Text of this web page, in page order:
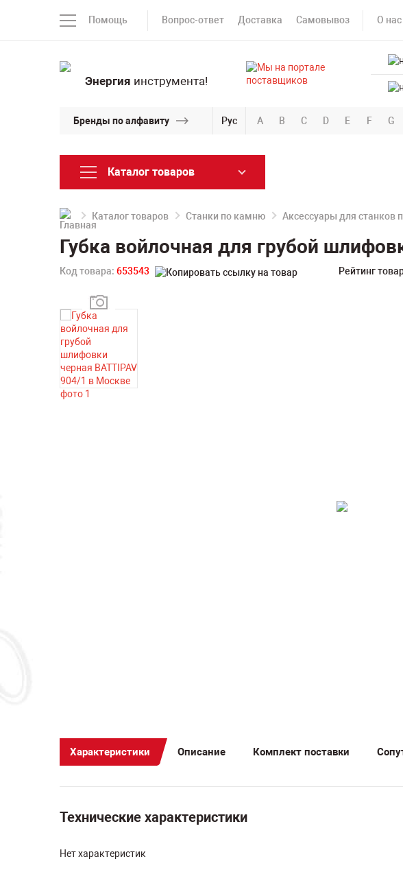
Помощь Вопрос-ответ Доставка Самовывоз О нас
Энергия инструмента!
Бренды по алфавиту Рус A B C D E F G
Каталог товаров
Каталог товаров Станки по камню Аксессуары для станков
Губка войлочная для грубой
Код товара: 653543 Рейтинг
Характеристики Описание Комплект поставки
Технические характеристики
Нет характеристик